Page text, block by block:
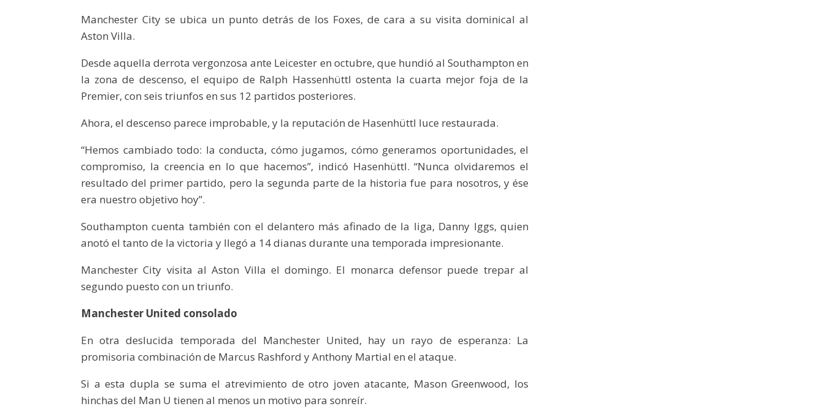
Manchester City se ubica un punto detrás de los Foxes, de cara a su visita dominical al
Aston Villa.
Desde aquella derrota vergonzosa ante Leicester en octubre, que hundió al Southampton en
la zona de descenso, el equipo de Ralph Hassenhüttl ostenta la cuarta mejor foja de la
Premier, con seis triunfos en sus 12 partidos posteriores.
Ahora, el descenso parece improbable, y la reputación de Hasenhüttl luce restaurada.
“Hemos cambiado todo: la conducta, cómo jugamos, cómo generamos oportunidades, el
compromiso, la creencia en lo que hacemos”, indicó Hasenhüttl. “Nunca olvidaremos el
resultado del primer partido, pero la segunda parte de la historia fue para nosotros, y ése
era nuestro objetivo hoy”.
Southampton cuenta también con el delantero más afinado de la liga, Danny Iggs, quien
anotó el tanto de la victoria y llegó a 14 dianas durante una temporada impresionante.
Manchester City visita al Aston Villa el domingo. El monarca defensor puede trepar al
segundo puesto con un triunfo.
Manchester United consolado
En otra deslucida temporada del Manchester United, hay un rayo de esperanza: La
promisoria combinación de Marcus Rashford y Anthony Martial en el ataque.
Si a esta dupla se suma el atrevimiento de otro joven atacante, Mason Greenwood, los
hinchas del Man U tienen al menos un motivo para sonreír.